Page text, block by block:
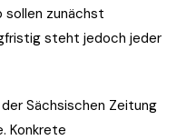
sollen zunächst
steht jedoch jeder
Sächsischen Zeitung
Konkrete